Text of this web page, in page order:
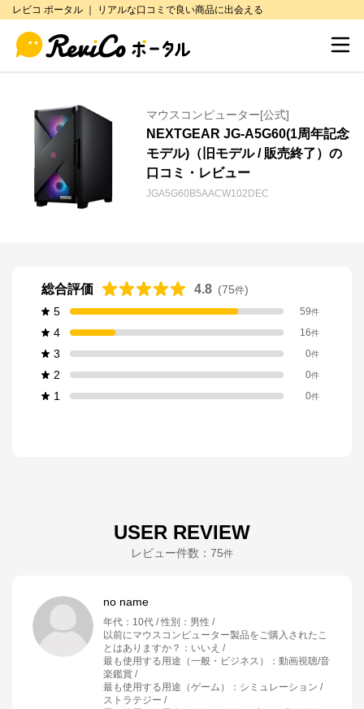
レビコ ポータル ｜ リアルな口コミで良い商品に出会える
マウスコンピューター[公式]
NEXTGEAR JG-A5G60(1周年記念
モデル)（旧モデル / 販売終了）の
口コミ・レビュー
JGA5G60B5AACW102DEC
総合評価 4.8 (75件)
5
59件
4 16件
3 0件
2 0件
1 0件
USER REVIEW
レビュー件数： 75件
no name
年代 ： 10代 性別 ： 男性
以前にマウスコンピューター製品をご購入されたこ
とはありますか？ ： いいえ
最も使用する用途（一般・ビジネス）
： 動画視聴/音
楽鑑賞
最も使用する用途（ゲーム）
： シミュレーション /
ストラテジー